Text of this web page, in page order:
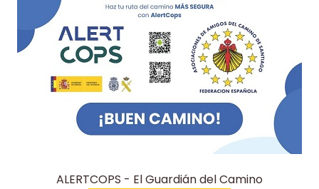
ALERTCOPS - El Guardián del Camino